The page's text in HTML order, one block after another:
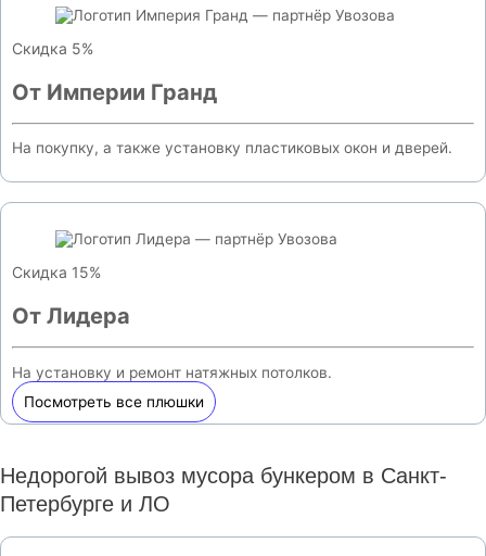
Скидка 5%
От Империи Гранд
На покупку, а также установку пластиковых окон и дверей.
Скидка 15%
От Лидера
На установку и ремонт натяжных потолков.
Посмотреть все плюшки
Недорогой вывоз мусора бункером в Санкт-
Петербурге и ЛО